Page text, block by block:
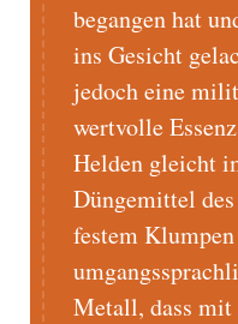
begangen hat
ins Gesicht
jedoch eine
wertvolle
Helden gleicht
Düngemittel
festem
Metall, dass mit